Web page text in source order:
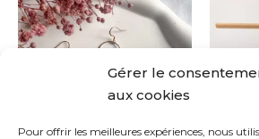
Gérer le
aux cookies
Pour offrir les meilleures expériences, nous
produit
a
options